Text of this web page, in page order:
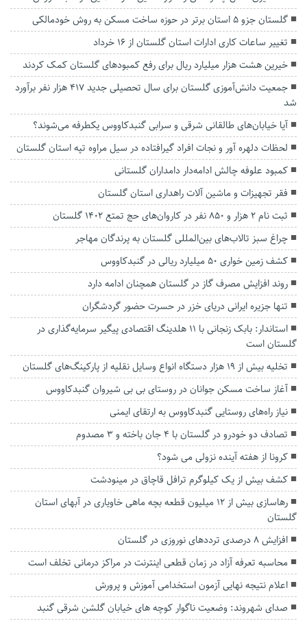
گلستان جزو ۵ استان برتر در حوزه ساخت مسکن به روش خودمالکی
تغییر ساعات کاری ادارات استان گلستان از ۱۶ خرداد
خیرین هشت هزار میلیارد ریال برای رفع کمبودهای گلستان کمک کردند
جمعیت دانش‌آموزی گلستان برای سال تحصیلی جدید ۴۱۷ هزار نفر برآورد
شد
آیا خیابان‌های طالقانی شرقی و سرابی گنبدکاووس یکطرفه می‌شوند؟
لحظات دلهره آور و نجات افراد گیرافتاده در سیل مراوه تپه استان گلستان
کمبود علوفه چالش ادامه‌دار دامداران گلستانی
فقر تجهیزات و ماشین آلات راهداری استان گلستان
ثبت نام ۲ هزار و ۸۵۰ نفر در کاروان‌های حج تمتع ۱۴۰۲ گلستان
چراغ سبز تالاب‌های بین‌المللی گلستان به پرندگان مهاجر
کشف زمین خواری ۵۰ میلیارد ریالی در گنبدکاووس
روند افزایش مصرف گاز در گلستان همچنان ادامه دارد
تنها جزیره ایرانی دریای خزر در حسرت حضور گردشگران
استاندار: بابک زنجانی با ۱۱ هلدینگ اقتصادی پیگیر سرمایه‌گذاری در
گلستان است
تخلیه بیش از ۱۹ هزار دستگاه انواع وسایل نقلیه از پارکینگ‌های گلستان
آغاز ساخت مسکن جوانان در روستای بی بی شیروان گنبدکاووس
نیاز راه‌های روستایی گنبدکاووس به ارتقای ایمنی
تصادف دو خودرو در گلستان با ۴ جان باخته و ۳ مصدوم
کرونا از هفته آینده نزولی می شود؟
کشف بیش از یک کیلوگرم ترافل قاچاق در مینودشت
رهاسازی بیش از ۱۲ میلیون قطعه بچه ماهی خاویاری در آبهای استان
گلستان
افزایش ۸ درصدی ترددهای نوروزی در گلستان
محاسبه تعرفه آزاد در زمان قطعی اینترنت در مراکز درمانی تخلف است
اعلام نتیجه نهایی آزمون استخدامی آموزش و پرورش
صدای شهروند: وضعیت ناگوار کوچه های خیابان گلشن شرقی گنبد